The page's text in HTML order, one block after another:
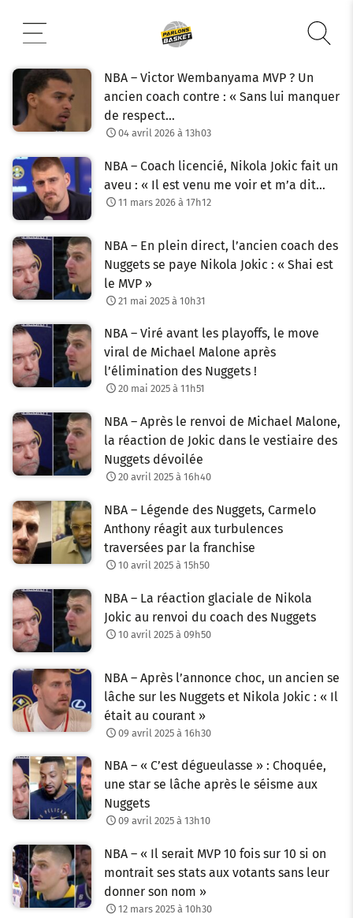
contenu
NBA – Victor Wembanyama MVP ? Un
ancien coach contre : « Sans lui manquer
de respect…
04 avril 2026 à 13h03
NBA – Coach licencié, Nikola Jokic fait un
aveu : « Il est venu me voir et m’a dit…
11 mars 2026 à 17h12
NBA – En plein direct, l’ancien coach des
Nuggets se paye Nikola Jokic : « Shai est
le MVP »
21 mai 2025 à 10h31
NBA – Viré avant les playoffs, le move
viral de Michael Malone après
l’élimination des Nuggets !
20 mai 2025 à 11h51
NBA – Après le renvoi de Michael Malone,
la réaction de Jokic dans le vestiaire des
Nuggets dévoilée
20 avril 2025 à 16h40
NBA – Légende des Nuggets, Carmelo
Anthony réagit aux turbulences
traversées par la franchise
10 avril 2025 à 15h50
NBA – La réaction glaciale de Nikola
Jokic au renvoi du coach des Nuggets
10 avril 2025 à 09h50
NBA – Après l’annonce choc, un ancien se
lâche sur les Nuggets et Nikola Jokic : « Il
était au courant »
09 avril 2025 à 16h30
NBA – « C’est dégueulasse » : Choquée,
une star se lâche après le séisme aux
Nuggets
09 avril 2025 à 13h10
NBA – « Il serait MVP 10 fois sur 10 si on
montrait ses stats aux votants sans leur
donner son nom »
12 mars 2025 à 10h30